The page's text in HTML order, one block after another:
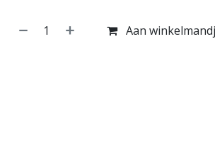
Aan